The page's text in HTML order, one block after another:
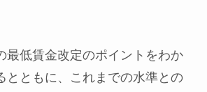
最低賃金改定のポイントをわか
とともに、これまでの水準との